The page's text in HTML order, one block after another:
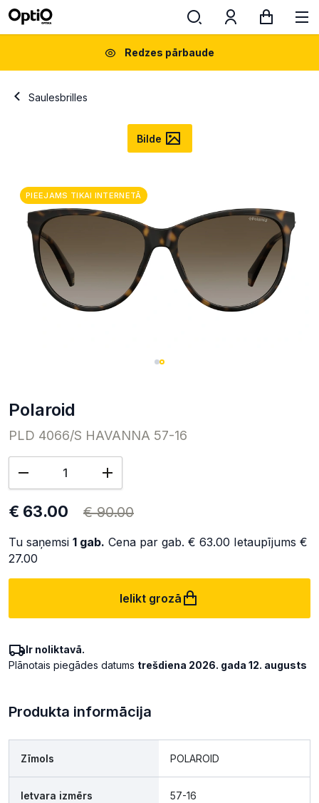
Redzes pārbaude
Saulesbrilles
Bilde
PIEEJAMS TIKAI INTERNETĀ
Polaroid
PLD 4066/S HAVANNA 57-16
€ 63.00 € 90.00
Tu saņemsi 1 gab. Cena par gab. € 63.00 Ietaupījums €
27.00
Ielikt grozā
Ir noliktavā.
Plānotais piegādes datums trešdiena 2026. gada 12. augusts
Produkta informācija
Zīmols POLAROID
Ietvara izmērs 57-16